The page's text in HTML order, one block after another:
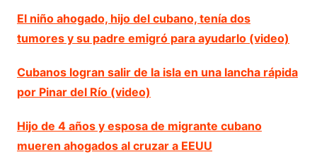
El niño ahogado, hijo del cubano, tenía dos
tumores y su padre emigró para ayudarlo (video)
Cubanos logran salir de la isla en una lancha rápida
por Pinar del Río (video)
Hijo de 4 años y esposa de migrante cubano
mueren ahogados al cruzar a EEUU